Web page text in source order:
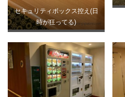
セキュリティボックス控え(日
時が狂ってる)